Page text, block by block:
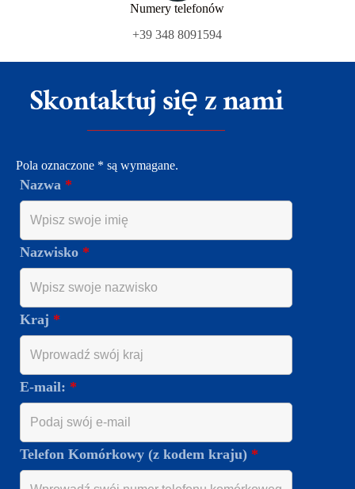
Numery telefonów
+39 348 8091594
Skontaktuj się z nami
Pola oznaczone * są wymagane.
Nazwa *
Nazwisko *
Kraj *
E-mail: *
Telefon Komórkowy (z kodem kraju) *